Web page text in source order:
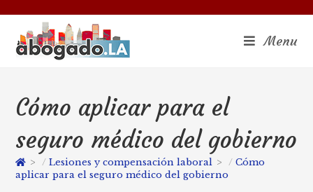
Menu
Cómo aplicar para el
seguro médico del gobierno
> Lesiones y compensación laboral >
Cómo
aplicar para el seguro médico del gobierno